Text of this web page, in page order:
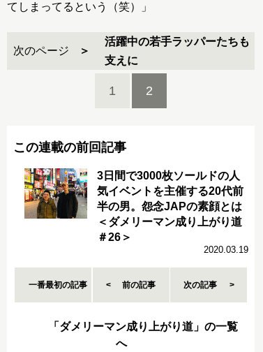
てしまってるという（笑）」
次のページ
活躍中の若手ラッパーたちも
支えに
1 2
この連載の前回記事
3日間で3000枚ソールドの人
気イベントを主催する20代前
半の男。怨念JAPの素顔とは
＜ダメリーマン成り上がり道
＃26＞
2020.03.19
一番最初の記事 前の記事 次の記事
「ダメリーマン成り上がり道」の一覧
へ